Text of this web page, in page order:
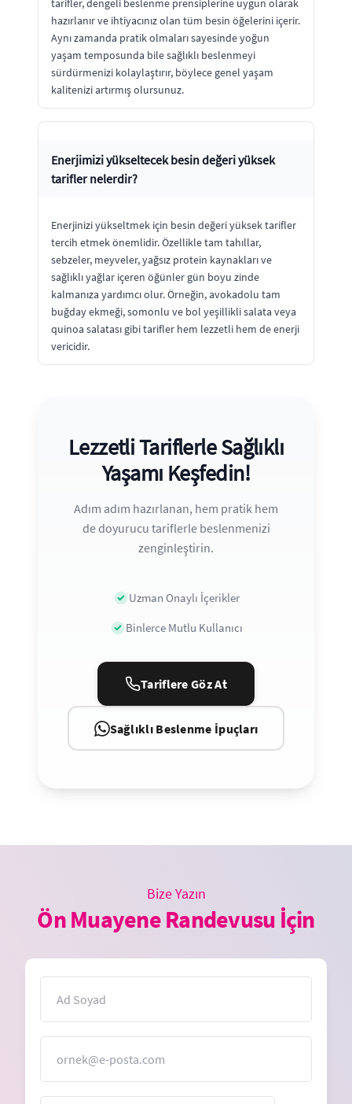
tarifler, dengeli beslenme prensiplerine uygun olarak
hazırlanır ve ihtiyacınız olan tüm besin öğelerini içerir.
Aynı zamanda pratik olmaları sayesinde yoğun
yaşam temposunda bile sağlıklı beslenmeyi
sürdürmenizi kolaylaştırır, böylece genel yaşam
kalitenizi artırmış olursunuz.
Enerjimizi yükseltecek besin değeri yüksek
tarifler nelerdir?
Enerjinizi yükseltmek için besin değeri yüksek tarifler
tercih etmek önemlidir. Özellikle tam tahıllar,
sebzeler, meyveler, yağsız protein kaynakları ve
sağlıklı yağlar içeren öğünler gün boyu zinde
kalmanıza yardımcı olur. Örneğin, avokadolu tam
buğday ekmeği, somonlu ve bol yeşillikli salata veya
quinoa salatası gibi tarifler hem lezzetli hem de enerji
vericidir.
Lezzetli Tariflerle Sağlıklı
Yaşamı Keşfedin!
Adım adım hazırlanan, hem pratik hem
de doyurucu tariflerle beslenmenizi
zenginleştirin.
Uzman Onaylı İçerikler
Binlerce Mutlu Kullanıcı
Tariflere Göz At
Sağlıklı Beslenme İpuçları
Bize Yazın
Ön Muayene Randevusu İçin